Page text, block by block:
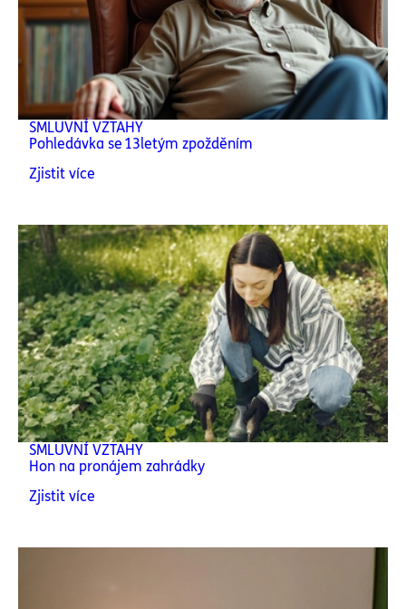
SMLUVNÍ VZTAHY
Pohledávka se 13letým zpožděním
Zjistit více
SMLUVNÍ VZTAHY
Hon na pronájem zahrádky
Zjistit více